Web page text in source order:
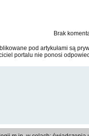
Brak
pod artykułami są
portalu nie ponosi